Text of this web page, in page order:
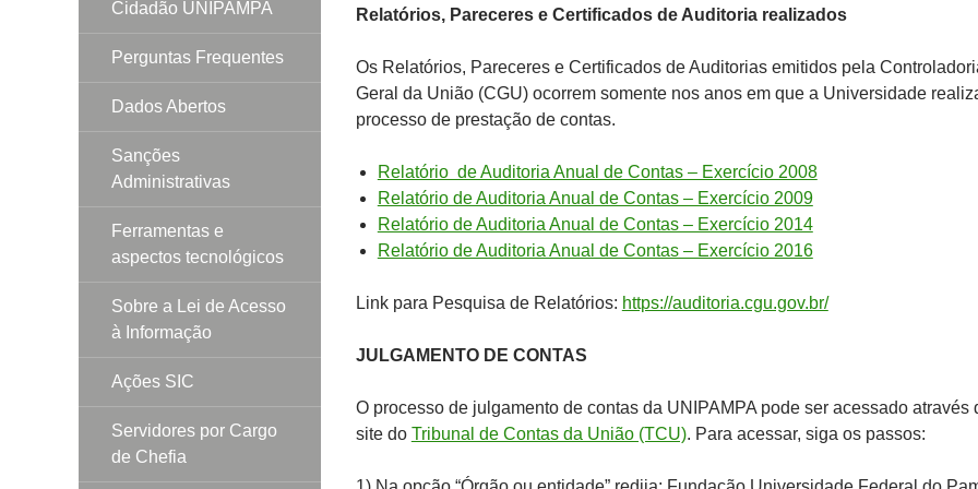
Relatórios, Pareceres e Certificados de Auditoria realizados
Os Relatórios, Pareceres e Certificados de Auditorias emitidos pela
Geral da União (CGU) ocorrem somente nos anos em que a Universidade
processo de prestação de contas.
Relatório de Auditoria Anual de Contas – Exercício 2008
Relatório de Auditoria Anual de Contas – Exercício 2009
Relatório de Auditoria Anual de Contas – Exercício 2014
Relatório de Auditoria Anual de Contas – Exercício 2016
Link para Pesquisa de Relatórios: https://auditoria.cgu.gov.br/
JULGAMENTO DE CONTAS
O processo de julgamento de contas da UNIPAMPA pode ser acessado através
site do Tribunal de Contas da União (TCU). Para acessar, siga os passos:
Cidadão UNIPAMPA
Perguntas Frequentes
Dados Abertos
Sanções
Administrativas
Ferramentas e
aspectos tecnológicos
Sobre a Lei de Acesso
à Informação
Ações SIC
Servidores por Cargo
de Chefia